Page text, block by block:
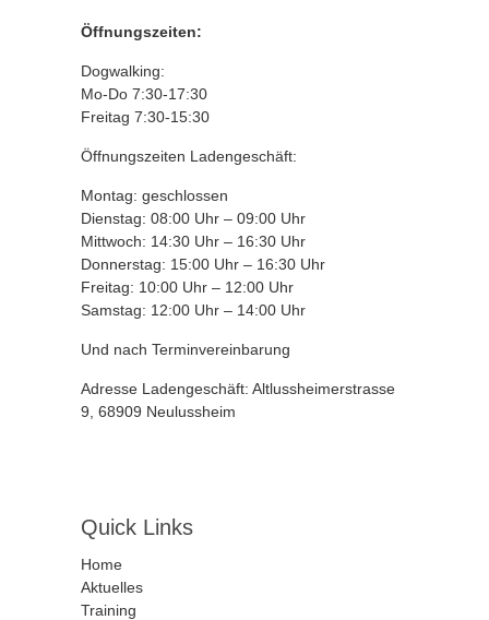
Öffnungszeiten:
Dogwalking:
Mo-Do 7:30-17:30
Freitag 7:30-15:30
Öffnungszeiten Ladengeschäft:
Montag: geschlossen
Dienstag: 08:00 Uhr – 09:00 Uhr
Mittwoch: 14:30 Uhr – 16:30 Uhr
Donnerstag: 15:00 Uhr – 16:30 Uhr
Freitag: 10:00 Uhr – 12:00 Uhr
Samstag: 12:00 Uhr – 14:00 Uhr
Und nach Terminvereinbarung
Adresse Ladengeschäft: Altlussheimerstrasse
9, 68909 Neulussheim
Quick Links
Home
Aktuelles
Training